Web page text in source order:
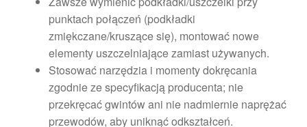
punktach połączeń (podkładki
zmiękczane/kruszące się), montować nowe
elementy uszczelniające zamiast używanych.
Stosować narzędzia i momenty dokręcania
zgodnie ze specyfikacją producenta; nie
przekręcać gwintów ani nie nadmiernie naprężać
przewodów, aby uniknąć odkształceń.